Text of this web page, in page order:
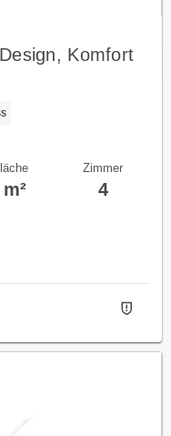
Komfort
Zimmer
4